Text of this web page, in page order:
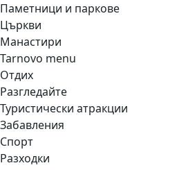
Паметници и паркове
Църкви
Манастири
Tarnovo menu
Отдих
Разгледайте
Туристически атракции
Забавления
Спорт
Разходки